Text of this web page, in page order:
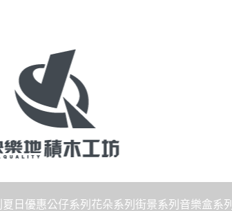
夏日優惠公仔系列 花朵系列 街景系列 音樂盒系列